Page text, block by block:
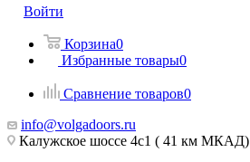
Войти
Корзина0
Избранные товары0
Сравнение товаров0
info@volgadoors.ru
Калужское шоссе 4с1 ( 41 км МКАД)